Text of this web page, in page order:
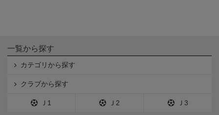
一覧から探す
カテゴリから探す
クラブから探す
Ｊ1 Ｊ2 Ｊ3